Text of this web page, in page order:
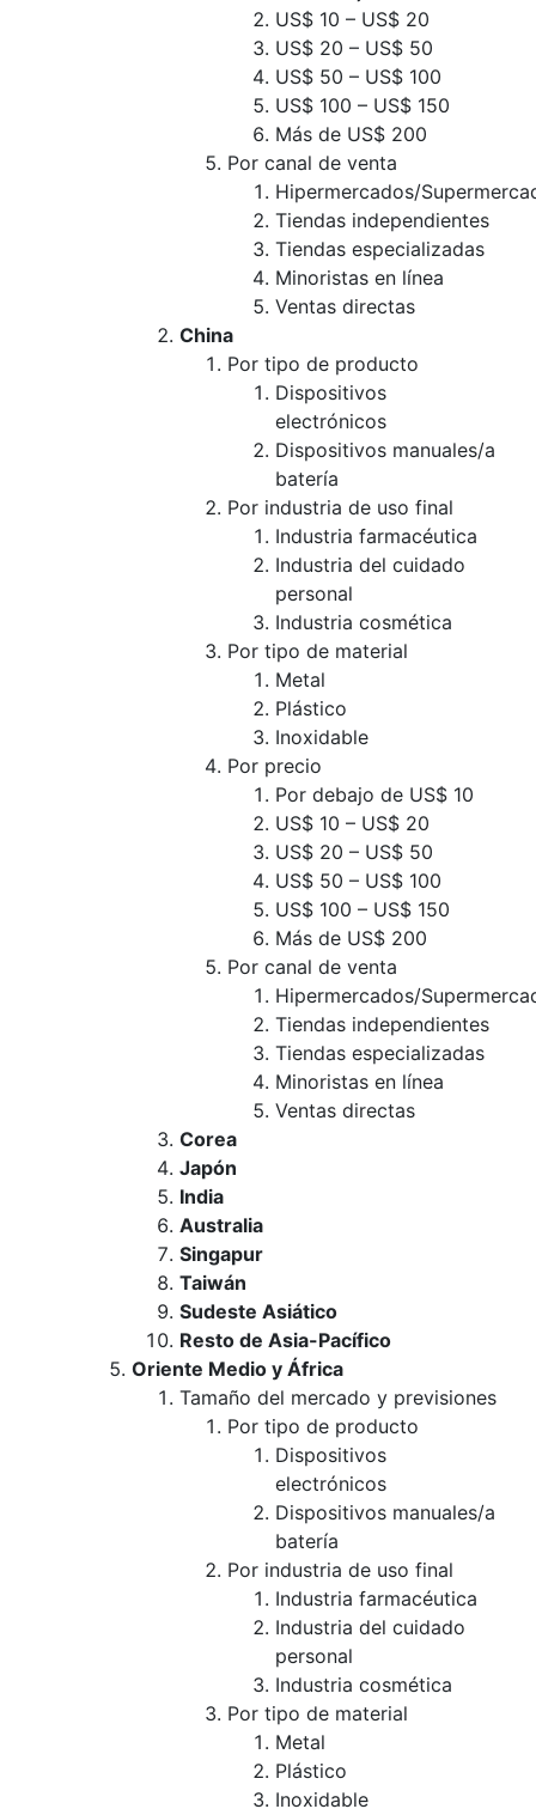
US$ 10 – US$ 20
US$ 20 – US$ 50
US$ 50 – US$ 100
US$ 100 – US$ 150
Más de US$ 200
Por canal de venta
Hipermercados/
Tiendas independientes
Tiendas especializadas
Minoristas en línea
Ventas directas
China
Por tipo de producto
Dispositivos
electrónicos
Dispositivos manuales/a
batería
Por industria de uso final
Industria farmacéutica
Industria del cuidado
personal
Industria cosmética
Por tipo de material
Metal
Plástico
Inoxidable
Por precio
Por debajo de US$ 10
US$ 10 – US$ 20
US$ 20 – US$ 50
US$ 50 – US$ 100
US$ 100 – US$ 150
Más de US$ 200
Por canal de venta
Hipermercados/
Tiendas independientes
Tiendas especializadas
Minoristas en línea
Ventas directas
Corea
Japón
India
Australia
Singapur
Taiwán
Sudeste Asiático
Resto de Asia-Pacífico
Oriente Medio y África
Tamaño del mercado y previsiones
Por tipo de producto
Dispositivos
electrónicos
Dispositivos manuales/a
batería
Por industria de uso final
Industria farmacéutica
Industria del cuidado
personal
Industria cosmética
Por tipo de material
Metal
Plástico
Inoxidable